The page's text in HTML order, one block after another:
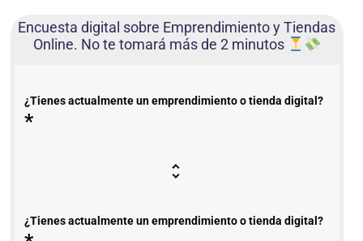
Encuesta digital sobre Emprendimiento y Tiendas
Online. No te tomará más de 2 minutos
¿Tienes actualmente un emprendimiento o tienda digital?
*
¿Tienes actualmente un emprendimiento o tienda digital?